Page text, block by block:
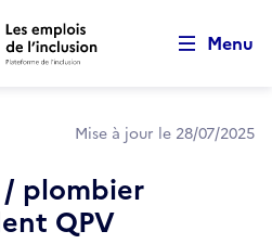
au contenu principal
Menu
Mise à jour le 28/07/2025
plombier
QPV